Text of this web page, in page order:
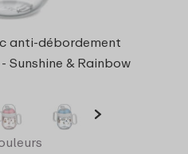
anti-débordement
Sunshine & Rainbow